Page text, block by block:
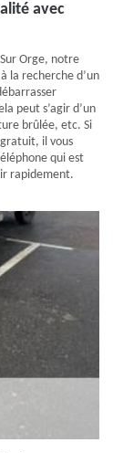
avec
Orge, notre
la recherche d’un
peut s’agir d’un
brûlée, etc. Si
gratuit, il vous
qui est
rapidement.